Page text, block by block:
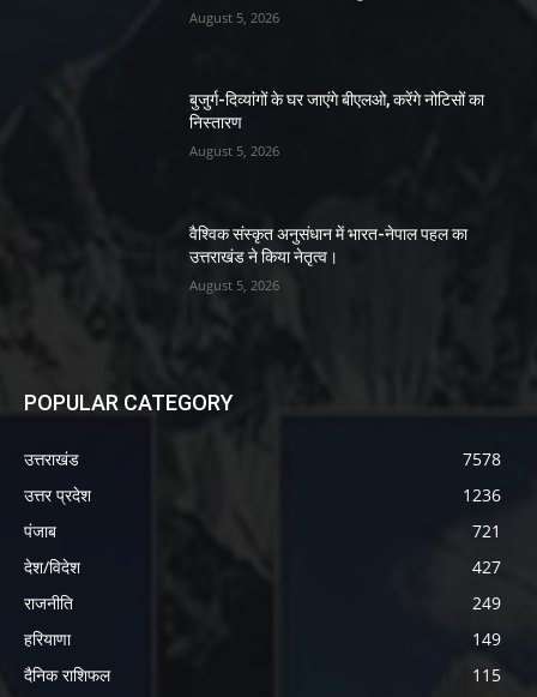
August 5, 2026
बुजुर्ग-दिव्यांगों के घर जाएंगे बीएलओ, करेंगे नोटिसों का
निस्तारण
August 5, 2026
वैश्विक संस्कृत अनुसंधान में भारत-नेपाल पहल का
उत्तराखंड ने किया नेतृत्व।
August 5, 2026
POPULAR CATEGORY
उत्तराखंड
7578
उत्तर प्रदेश
1236
पंजाब
721
देश/विदेश
427
राजनीति
249
हरियाणा
149
दैनिक राशिफल
115